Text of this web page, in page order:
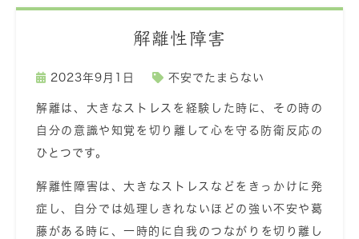
解離性障害
2023年9月1日 不安でたまらない
解離は、大きなストレスを経験した時に、その時の
自分の意識や知覚を切り離して心を守る防衛反応の
ひとつです。
解離性障害は、大きなストレスなどをきっかけに発
症し、自分では処理しきれないほどの強い不安や葛
藤がある時に、一時的に自我のつながりを切り離し